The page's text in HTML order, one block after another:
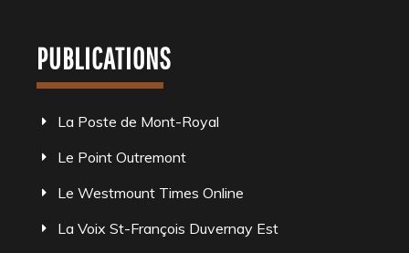
PUBLICATIONS
La Poste de Mont-Royal
Le Point Outremont
Le Westmount Times Online
La Voix St-François Duvernay Est